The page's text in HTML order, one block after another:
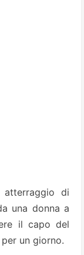
atterraggio di
una donna a
il capo del
un giorno.